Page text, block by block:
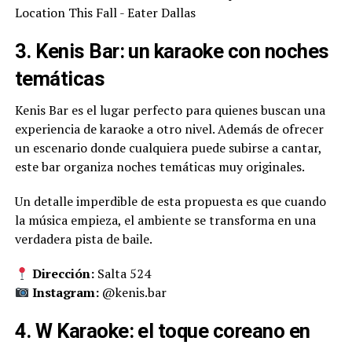
3. Kenis Bar: un karaoke con noches
temáticas
Kenis Bar es el lugar perfecto para quienes buscan una
experiencia de karaoke a otro nivel. Además de ofrecer
un escenario donde cualquiera puede subirse a cantar,
este bar organiza noches temáticas muy originales.
Un detalle imperdible de esta propuesta es que cuando
la música empieza, el ambiente se transforma en una
verdadera pista de baile.
Dirección:Salta 524
Instagram:@kenis.bar
4. W Karaoke: el toque coreano en